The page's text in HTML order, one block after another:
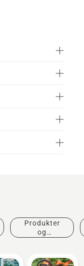
Produkter
og